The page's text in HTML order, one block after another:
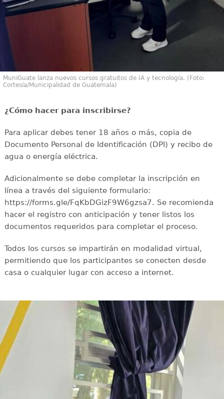
MuniGuate lanza nuevos cursos gratuitos de IA y tecnología. (Foto:
Cortesía/Municipalidad de Guatemala)
¿Cómo hacer para inscribirse?
Para aplicar debes tener 18 años o más, copia de
Documento Personal de Identificación (DPI) y recibo de
agua o energía eléctrica.
Adicionalmente se debe completar la inscripción en
línea a través del siguiente formulario:
https://forms.gle/FqKbDGizF9W6gzsa7. Se recomienda
hacer el registro con anticipación y tener listos los
documentos requeridos para completar el proceso.
Todos los cursos se impartirán en modalidad virtual,
permitiendo que los participantes se conecten desde
casa o cualquier lugar con acceso a internet.